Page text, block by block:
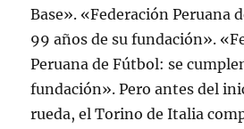
Base». «Federación Peruana
99 años de su fundación».
Peruana de Fútbol: se
fundación». Pero antes del
rueda, el Torino de Italia